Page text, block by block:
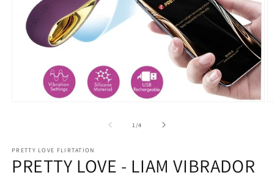
una
ventana
modal
1 /de
4
PRETTY LOVE FLIRTATION
PRETTY LOVE - LIAM VIBRADOR